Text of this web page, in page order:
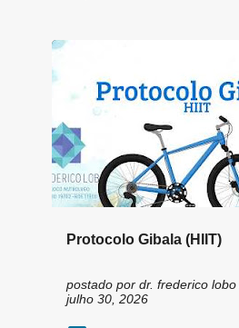
Protocolo Gibala (HIIT)
postado por dr. frederico lobo
julho 30, 2026